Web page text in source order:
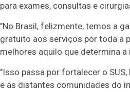
para exames, consultas e
"No Brasil, felizmente, temos a
gratuito aos serviços por toda a
melhores aquilo que determina
"Isso passa por fortalecer o
e às distantes comunidades do